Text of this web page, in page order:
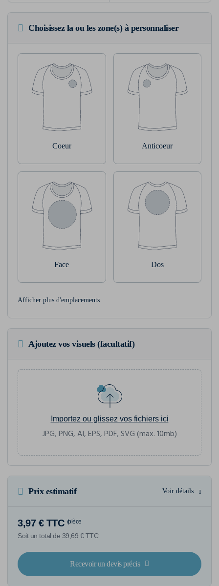
Choisissez la ou les zone(s) à personnaliser
Coeur Anticoeur
Face Dos
Afficher plus d'emplacements
Ajoutez vos visuels (facultatif)
Importez ou glissez vos fichiers ici
JPG, PNG, AI, EPS, PDF, SVG (max. 10mb)
Prix estimatif Voir détails
3,97 € TTC /pièce
Soit un total de 39,69 € TTC
Recevoir un devis précis